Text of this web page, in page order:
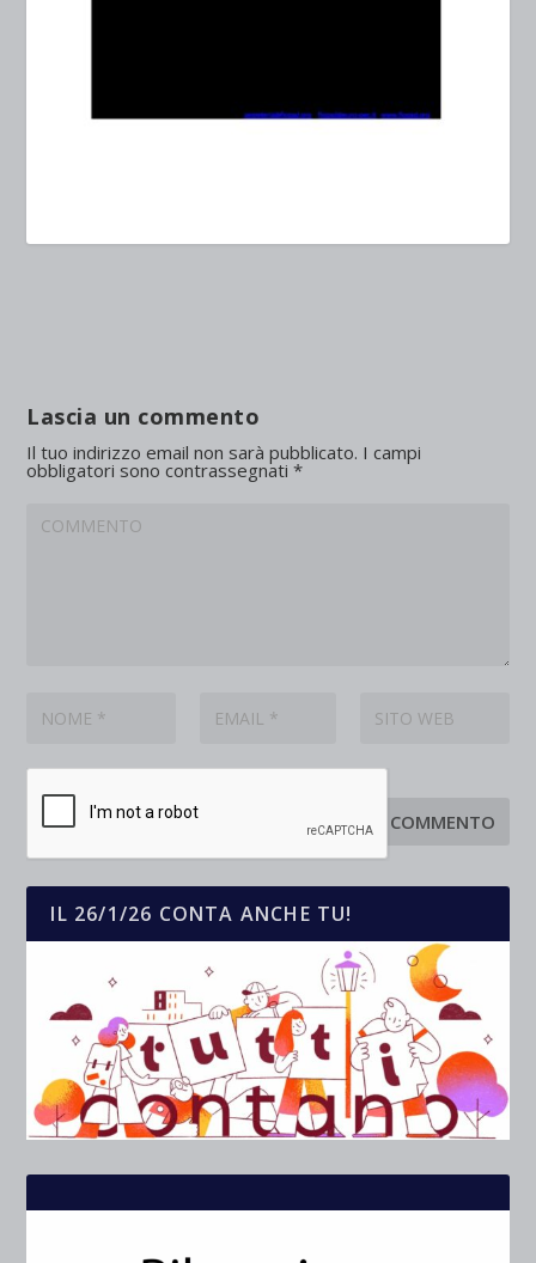
Lascia un commento
Il tuo indirizzo email non sarà pubblicato. I campi
obbligatori sono contrassegnati*
IL 26/1/26 CONTA ANCHE TU!